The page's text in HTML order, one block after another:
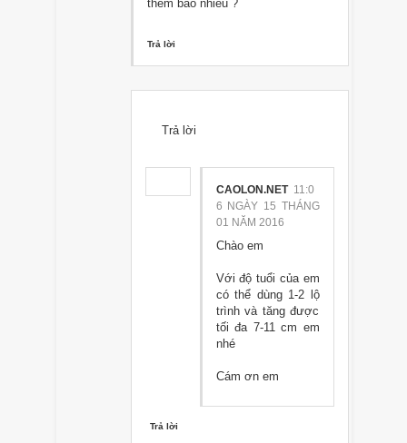
thêm bao nhiêu ?
Trả lời
Trả lời
CAOLON.NET 11:0
6 NGÀY 15 THÁNG
01 NĂM 2016
Chào em
Với độ tuổi của em
có thể dùng 1-2 lộ
trình và tăng được
tối đa 7-11 cm em
nhé
Cám ơn em
Trả lời